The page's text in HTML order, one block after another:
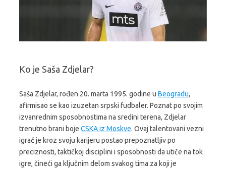
Ko je Saša Zdjelar?
Saša Zdjelar, rođen 20. marta 1995. godine u Beogradu,
afirmisao se kao izuzetan srpski fudbaler. Poznat po svojim
izvanrednim sposobnostima na sredini terena, Zdjelar
trenutno brani boje CSKA iz Moskve. Ovaj talentovani vezni
igrač je kroz svoju karijeru postao prepoznatljiv po
preciznosti, taktičkoj disciplini i sposobnosti da utiče na tok
igre, čineći ga ključnim delom svakog tima za koji je